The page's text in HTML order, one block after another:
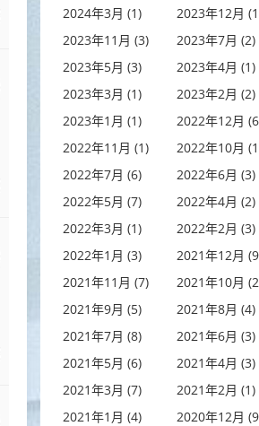
2024年3月 (1)
2023年12月
2023年11月 (3)
2023年7月 (2)
2023年5月 (3)
2023年4月 (1)
2023年3月 (1)
2023年2月 (2)
2023年1月 (1)
2022年12月
2022年11月 (1)
2022年10月
2022年7月 (6)
2022年6月 (3)
2022年5月 (7)
2022年4月 (2)
2022年3月 (1)
2022年2月 (3)
2022年1月 (3)
2021年12月
2021年11月 (7)
2021年10月
2021年9月 (5)
2021年8月 (4)
2021年7月 (8)
2021年6月 (3)
2021年5月 (6)
2021年4月 (3)
2021年3月 (7)
2021年2月 (1)
2021年1月 (4)
2020年12月